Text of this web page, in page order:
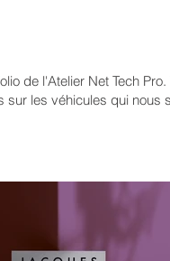
de l'Atelier Net Tech
sur les véhicules qui nous